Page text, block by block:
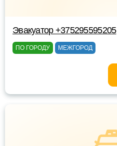
Эвакуатор +375295595205
ПО ГОРОДУ МЕЖГОРОД